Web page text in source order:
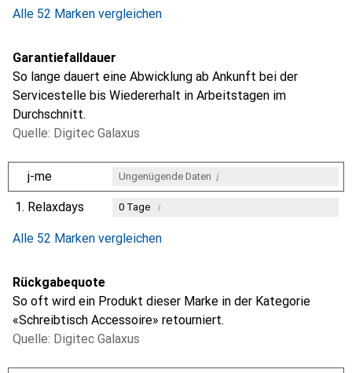
Alle 52 Marken vergleichen
Garantiefalldauer
So lange dauert eine Abwicklung ab Ankunft bei der
Servicestelle bis Wiedererhalt in Arbeitstagen im
Durchschnitt.
Quelle: Digitec Galaxus
j-me Ungenügende Daten i
1. Relaxdays 0Tage i
Alle 52 Marken vergleichen
Rückgabequote
So oft wird ein Produkt dieser Marke in der Kategorie
«Schreibtisch Accessoire» retourniert.
Quelle: Digitec Galaxus